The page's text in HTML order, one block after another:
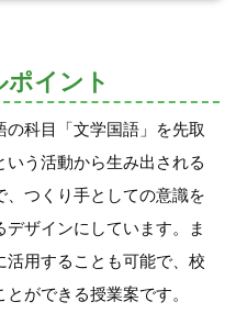
イント
科目「文学国語」を先取
いう活動から生み出される
つくり手としての意識を
ザインにしています。ま
活用することも可能で、校
ができる授業案です。